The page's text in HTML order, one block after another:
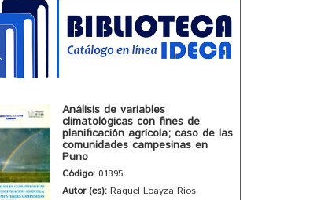
Análisis de variables
climatológicas con fines de
planificación agrícola; caso de las
comunidades campesinas en
Puno
Código: 01895
Autor (es): Raquel Loayza Rios